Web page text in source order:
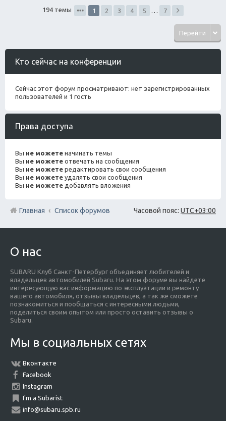
194 темы 1 2 3 4 5 … 7
Перейти
Кто сейчас на конференции
Сейчас этот форум просматривают: нет зарегистрированных
пользователей и 1 гость
Права доступа
Вы не можете начинать темы
Вы не можете отвечать на сообщения
Вы не можете редактировать свои сообщения
Вы не можете удалять свои сообщения
Вы не можете добавлять вложения
Часовой пояс: UTC+03:00
Главная Список форумов
О нас
SUBARU Клуб Санкт-Петербург объединяет любителей и
владельцев автомобилей Subaru. На этом форуме вы найдете
интересующую вас информацию по эксплуатации и ремонту
вашего автомобиля, отзывы владельцев, а так же сможете
познакомиться и пообщаться с интересными людьми,
поделиться своим опытом или просто оставить отзывы о
Subaru.
Мы в социальных сетях
Вконтакте
Facebook
Instagram
I'm a Subarist
info@subaru.spb.ru